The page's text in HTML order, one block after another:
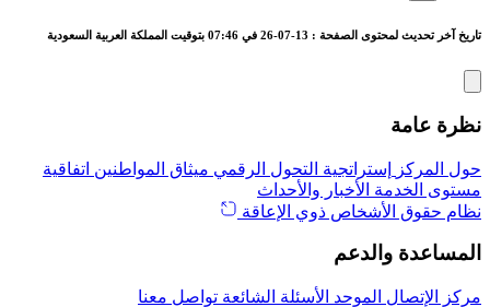
تاريخ آخر تحديث لمحتوى الصفحة : 13-07-26 في 07:46 بتوقيت المملكة العربية السعودية
نظرة عامة
حول المركز إستراتجية التحول الرقمي ميثاق المواطنين اتفاقية
مستوى الخدمة الأخبار والأحداث
نظام حقوق الأشخاص ذوي الإعاقة
المساعدة والدعم
مركز الإتصال الموحد الأسئلة الشائعة تواصل معنا